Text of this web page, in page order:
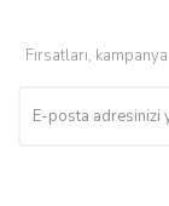
Fırsatları,